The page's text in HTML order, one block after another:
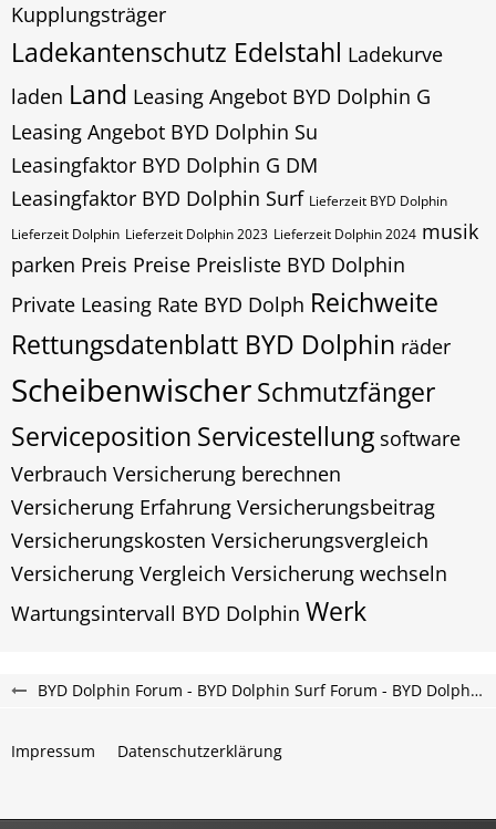
Kupplungsträger
Ladekantenschutz Edelstahl Ladekurve
laden Land Leasing Angebot BYD Dolphin G
Leasing Angebot BYD Dolphin Su
Leasingfaktor BYD Dolphin G DM
Leasingfaktor BYD Dolphin Surf Lieferzeit BYD Dolphin
Lieferzeit Dolphin Lieferzeit Dolphin 2023 Lieferzeit Dolphin 2024 musik
parken Preis Preise Preisliste BYD Dolphin
Private Leasing Rate BYD Dolph Reichweite
Rettungsdatenblatt BYD Dolphin räder
ScheibenwischerSchmutzfänger
Serviceposition Servicestellung software
Verbrauch Versicherung berechnen
Versicherung Erfahrung Versicherungsbeitrag
Versicherungskosten Versicherungsvergleich
Versicherung Vergleich Versicherung wechseln
Wartungsintervall BYD Dolphin Werk
BYD Dolphin Forum - BYD Dolphin Surf Forum - BYD Dolphin G DM-i Forum
Impressum Datenschutzerklärung